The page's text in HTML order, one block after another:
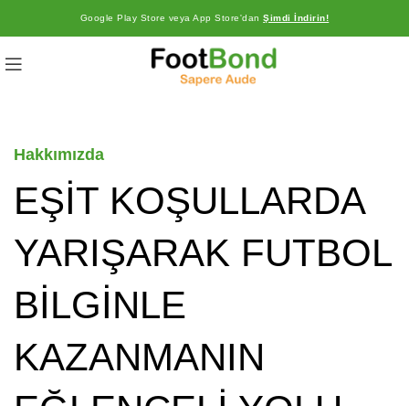
Google Play Store veya App Store'danŞimdi İndirin!
Hakkımızda
EŞIT KOŞULLARDA
YARIŞARAK FUTBOL
BILGINLE
KAZANMANIN